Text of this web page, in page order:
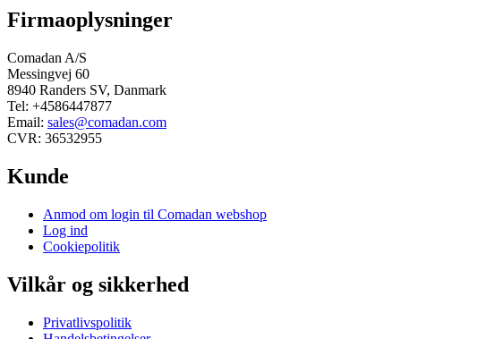
Firmaoplysninger
Comadan A/S
Messingvej 60
8940 Randers SV, Danmark
Tel: +4586447877
Email: sales@comadan.com
CVR: 36532955
Kunde
Main
Menu
Anmod om login til Comadan webshop
Log ind
Cookiepolitik
Vilkår og sikkerhed
Main
Privatlivspolitik